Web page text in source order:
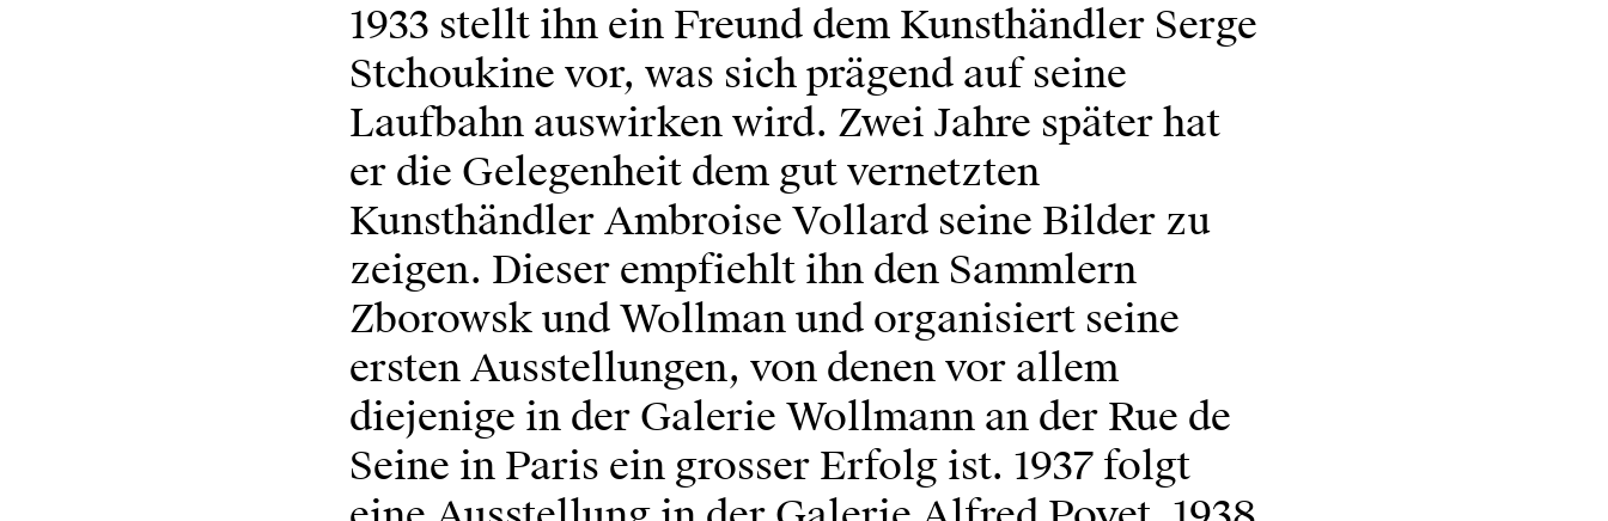
1933 stellt ihn ein Freund dem Kunsthändler Serge
Stchoukine vor, was sich prägend auf seine
Laufbahn auswirken wird. Zwei Jahre später hat
er die Gelegenheit dem gut vernetzten
Kunsthändler Ambroise Vollard seine Bilder zu
zeigen. Dieser empfiehlt ihn den Sammlern
Zborowsk und Wollman und organisiert seine
ersten Ausstellungen, von denen vor allem
diejenige in der Galerie Wollmann an der Rue de
Seine in Paris ein grosser Erfolg ist. 1937 folgt